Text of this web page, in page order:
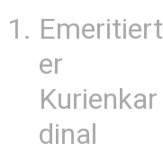
Emeritiert
er
Kurienkar
dinal